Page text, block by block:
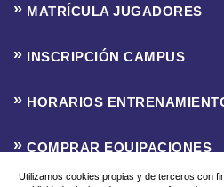
MATRÍCULA JUGADORES
INSCRIPCIÓN CAMPUS
HORARIOS
COMPRAR EQUIPACIONES
Utilizamos cookies propias y de terceros con